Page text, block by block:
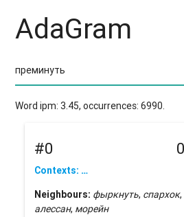
AdaGram
Word ipm: 3.45, occurrences: 6990.
#0
Contexts: …
Neighbours: фыркнуть, спархок,
алессан, морейн